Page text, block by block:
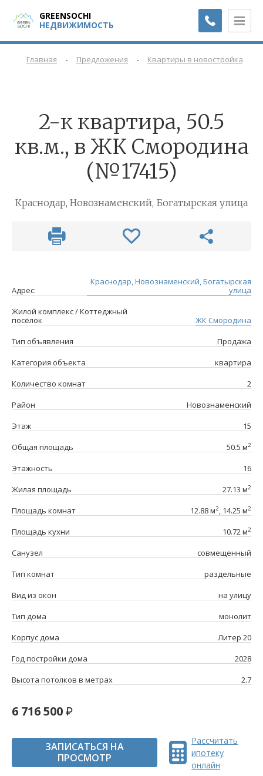
GREENSOCHI
НЕДВИЖИМОСТЬ
Главная - Предложения - Квартиры в новостройках
2-к квартира, 50.5
кв.м., в ЖК Смородина
(№17415)
Краснодар, Новознаменский, Богатырская улица
Адрес:
Краснодар, Новознаменский, Богатырская
улица
Жилой комплекс / Коттеджный
посёлок
ЖК Смородина
Тип объявления
Продажа
Категория объекта
квартира
Количество комнат
2
Район
Новознаменский
Этаж
15
Общая площадь
50.5 м2
Этажность
16
Жилая площадь
27.13 м2
Площадь комнат 12.88 м2, 14.25 м2
Площадь кухни 10.72 м2
Санузел
совмещенный
Тип комнат
раздельные
Вид из окон
на улицу
Тип дома
монолит
Корпус дома
Литер 20
Год постройки дома
2028
Высота потолков в метрах
2.7
6 716 500
ЗАПИСАТЬСЯ НА
ПРОСМОТР
Рассчитать
ипотеку
онлайн